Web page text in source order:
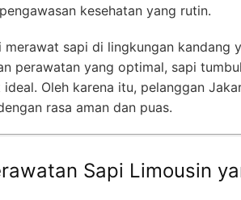
kesehatan yang rutin.
merawat sapi di lingkungan kandang
perawatan yang optimal, sapi
Oleh karena itu, pelanggan
rasa aman dan puas.
Sapi Limousin